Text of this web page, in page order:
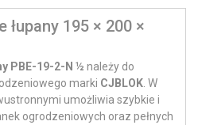
195 × 200 ×
PBE-19-2-N ½ należy do
marki CJBLOK . W
umożliwia szybkie i
ogrodzeniowych oraz pełnych